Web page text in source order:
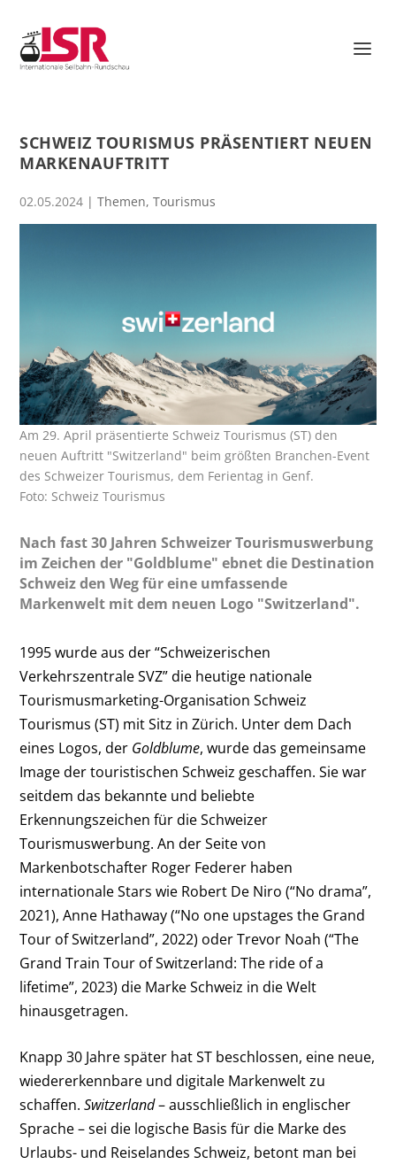
SCHWEIZ TOURISMUS PRÄSENTIERT NEUEN
MARKENAUFTRITT
02.05.2024 |Themen,Tourismus
Am 29. April präsentierte Schweiz Tourismus (ST) den
neuen Auftritt "Switzerland" beim größten Branchen-Event
des Schweizer Tourismus, dem Ferientag in Genf.
Foto: Schweiz Tourismus
Nach fast 30 Jahren Schweizer Tourismuswerbung
im Zeichen der "Goldblume" ebnet die Destination
Schweiz den Weg für eine umfassende
Markenwelt mit dem neuen Logo "Switzerland".
1995 wurde aus der “Schweizerischen
Verkehrszentrale SVZ” die heutige nationale
Tourismusmarketing-Organisation Schweiz
Tourismus (ST) mit Sitz in Zürich. Unter dem Dach
eines Logos, der Goldblume, wurde das gemeinsame
Image der touristischen Schweiz geschaffen. Sie war
seitdem das bekannte und beliebte
Erkennungszeichen für die Schweizer
Tourismuswerbung. An der Seite von
Markenbotschafter Roger Federer haben
internationale Stars wie Robert De Niro (“No drama”,
2021), Anne Hathaway (“No one upstages the Grand
Tour of Switzerland”, 2022) oder Trevor Noah (“The
Grand Train Tour of Switzerland: The ride of a
lifetime”, 2023) die Marke Schweiz in die Welt
hinausgetragen.
Knapp 30 Jahre später hat ST beschlossen, eine neue,
wiedererkennbare und digitale Markenwelt zu
schaffen.Switzerland– ausschließlich in englischer
Sprache – sei die logische Basis für die Marke des
Urlaubs- und Reiselandes Schweiz, betont man bei